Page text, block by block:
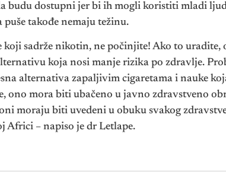
budu dostupni jer bi ih mogli koristiti mladi
takođe nemaju težinu.
sadrže nikotin, ne počinjite! Ako to uradite,
koja nosi manje rizika po zdravlje.
alternativa zapaljivim cigaretama i nauke
ono mora biti ubačeno u javno zdravstveno
moraju biti uvedeni u obuku svakog
Africi – napiso je dr Letlape.